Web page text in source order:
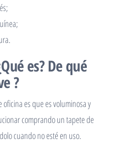
es? De qué
?
es que es voluminosa y
comprando un tapete de
cuando no esté en uso.